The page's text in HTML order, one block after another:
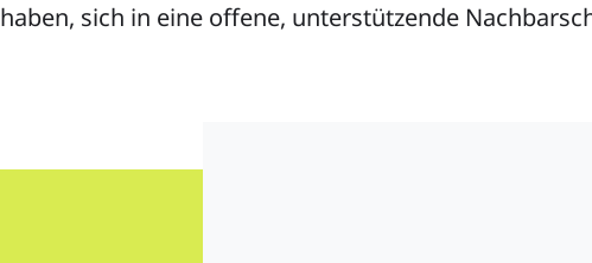
haben, sich in eine offene, unterstützende